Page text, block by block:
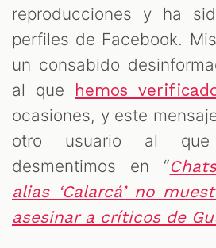
reproducciones y ha
perfiles de Facebook.
un consabido
al que
hemos
ocasiones, y este
otro usuario al que
desmentimos en “
alias ‘Calarcá’ no
asesinar a críticos de